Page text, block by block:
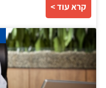
קרא עוד >